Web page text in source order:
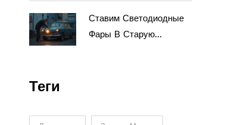
Двигателя И Советы
Ставим Светодиодные
Фары В Старую
Теги